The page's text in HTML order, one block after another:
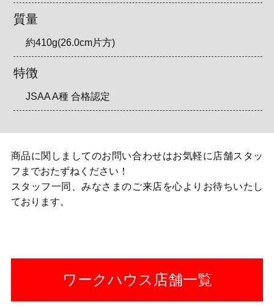
質量
約410g(26.0cm片方)
特徴
JSAA A種 合格認定
商品に関しましてのお問い合わせはお気軽に店舗スタッ
フまでおたずねください！
スタッフ一同、みなさまのご来店を心よりお待ちいたし
ております。
ワークハウス店舗一覧